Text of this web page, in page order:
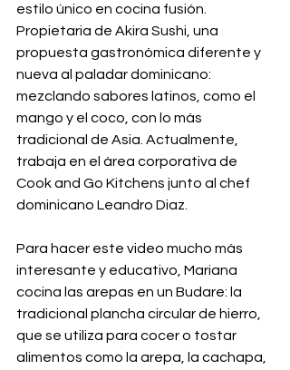
estilo único en cocina fusión.
Propietaria de Akira Sushi, una
propuesta gastronómica diferente y
nueva al paladar dominicano:
mezclando sabores latinos, como el
mango y el coco, con lo más
tradicional de Asia. Actualmente,
trabaja en el área corporativa de
Cook and Go Kitchens junto al chef
dominicano Leandro Diaz.
Para hacer este video mucho más
interesante y educativo, Mariana
cocina las arepas en un Budare: la
tradicional plancha circular de hierro,
que se utiliza para cocer o tostar
alimentos como la arepa, la cachapa,